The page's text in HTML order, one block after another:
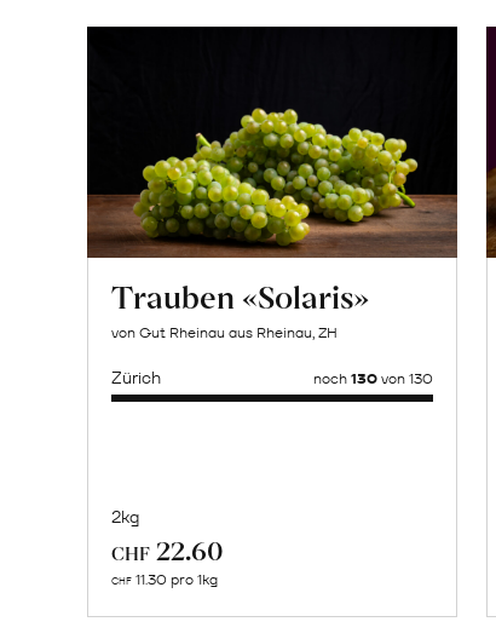
Trauben «Solaris»
von Gut Rheinau aus Rheinau, ZH
Zürich noch 130von 130
2kg
CHF 22.60
CHF 11.30 pro 1kg
Naturbelassene